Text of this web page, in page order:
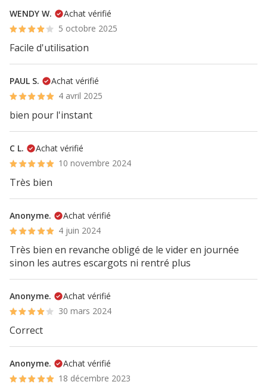
WENDY W.
Achat vérifié
5 octobre 2025
Facile d'utilisation
PAUL S.
Achat vérifié
4 avril 2025
bien pour l'instant
C L.
Achat vérifié
10 novembre 2024
Très bien
Anonyme.
Achat vérifié
4 juin 2024
Très bien en revanche obligé de le vider en journée
sinon les autres escargots ni rentré plus
Anonyme.
Achat vérifié
30 mars 2024
Correct
Anonyme.
Achat vérifié
18 décembre 2023